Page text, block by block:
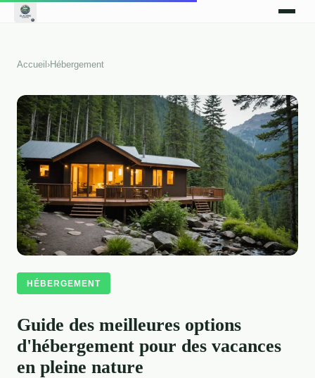
Accueil ›Hébergement
HÉBERGEMENT
Guide des meilleures options
d'hébergement pour des vacances
en pleine nature